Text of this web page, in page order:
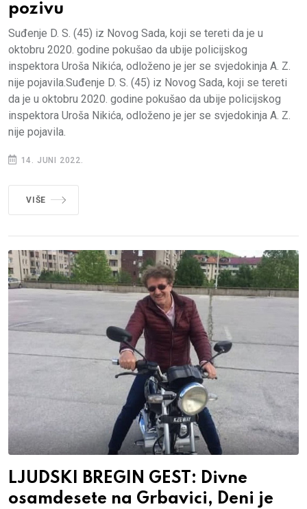
pozivu
Suđenje D. S. (45) iz Novog Sada, koji se tereti da je u
oktobru 2020. godine pokušao da ubije policijskog
inspektora Uroša Nikića, odloženo je jer se svjedokinja A. Z.
nije pojavila.Suđenje D. S. (45) iz Novog Sada, koji se tereti
da je u oktobru 2020. godine pokušao da ubije policijskog
inspektora Uroša Nikića, odloženo je jer se svjedokinja A. Z.
nije pojavila.
14. JUNI 2022.
VIŠE
LJUDSKI BREGIN GEST: Divne
osamdesete na Grbavici, Deni je